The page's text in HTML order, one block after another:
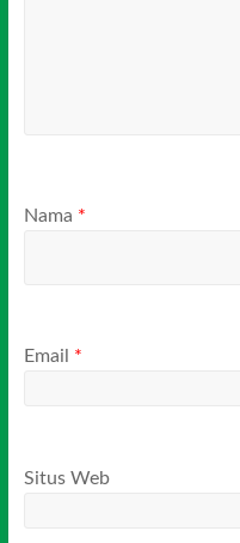
Nama *
Email *
Situs Web